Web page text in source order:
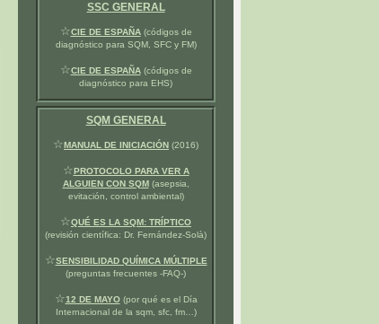
SSC GENERAL
☆CIE DE ESPAÑA(códigos de
diagnóstico para SQM, SFC y FM)
☆CIE DE ESPAÑA(códigos de
diagnóstico para EHS)
SQM GENERAL
☆MANUAL DE INICIACIÓN (2016)
☆PROTOCOLO PARA VER A
ALGUIEN CON SQM(asepsia,
evitación, control ambiental)
☆QUÉ ES LA SQM: TRÍPTICO
(revisión científica: Dr. Fernández-Solà)
☆SENSIBILIDAD QUÍMICA MÚLTIPLE
(preguntas frecuentes -FAQ-)
☆12 DE MAYO(por qué es el Día
Internacional de la sqm, sfc, fm…)